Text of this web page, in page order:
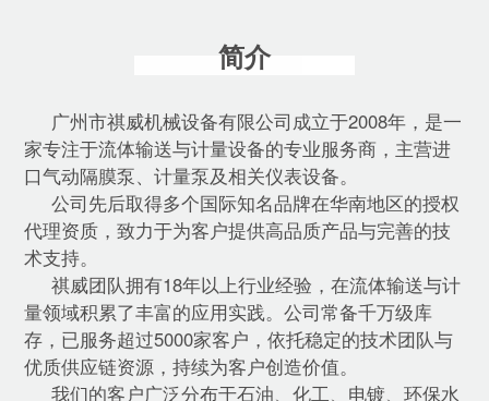
简介
广州市祺威机械设备有限公司成立于2008年，是一
家专注于流体输送与计量设备的专业服务商，主营进
口气动隔膜泵、计量泵及相关仪表设备。
公司先后取得多个国际知名品牌在华南地区的授权
代理资质，致力于为客户提供高品质产品与完善的技
术支持。
祺威团队拥有18年以上行业经验，在流体输送与计
量领域积累了丰富的应用实践。公司常备千万级库
存，已服务超过5000家客户，依托稳定的技术团队与
优质供应链资源，持续为客户创造价值。
我们的客户广泛分布于石油、化工、电镀、环保水